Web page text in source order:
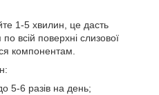
1-5 хвилин, це дасть
всій поверхні слизової
компонентам.
5-6 разів на день;